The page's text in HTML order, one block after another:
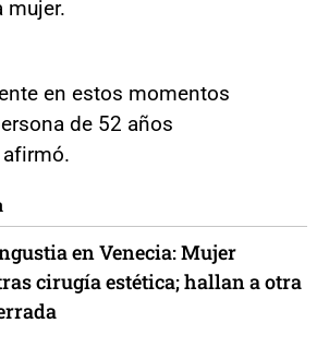
mujer.
en estos momentos
de 52 años
afirmó.
en Venecia: Mujer
cirugía estética; hallan a otra